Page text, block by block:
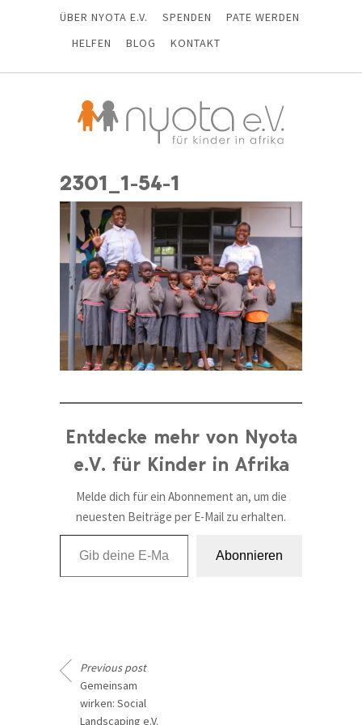
ÜBER NYOTA E.V. SPENDEN
PATE WERDEN
HELFEN
BLOG KONTAKT
2301_1-54-1
Entdecke mehr von Nyota
e.V. für Kinder in Afrika
Melde dich für ein Abonnement an, um die
neuesten Beiträge per E-Mail zu erhalten.
Gib deine E-Mail-Adresse ein ...
Abonnieren
Previous post
Gemeinsam
wirken: Social
Landscaping e.V.